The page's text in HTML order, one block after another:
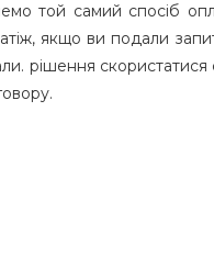
той самий спосіб
якщо ви подали
рішення